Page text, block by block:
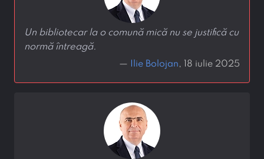
Un bibliotecar la o comună mică nu se justifică cu
normă întreagă.
—
Ilie Bolojan, 18 iulie 2025